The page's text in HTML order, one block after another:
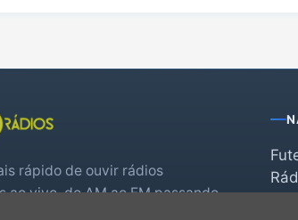
rápido de ouvir rádios
ao vivo, do AM ao FM passando